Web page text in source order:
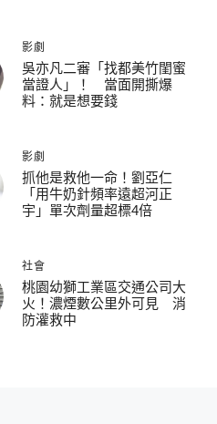
影劇
吳亦凡二審「找都美竹閨蜜
當證人」！ 當面開撕爆
料：就是想要錢
影劇
抓他是救他一命！劉亞仁
「用牛奶針頻率遠超河正
宇」單次劑量超標4倍
社會
桃園幼獅工業區交通公司大
火！濃煙數公里外可見 消
防灌救中